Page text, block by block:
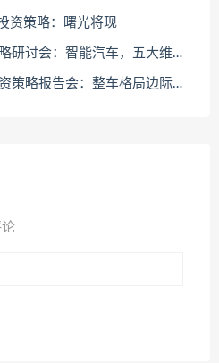
资策略：曙光将现
汽车，五大维度打造日益坚固的生态护城河
：整车格局边际改善、重卡景气持续修复